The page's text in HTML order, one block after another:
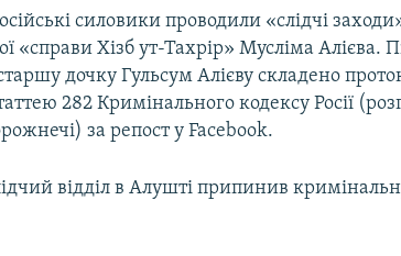
силовики проводили «слідчі
«справи Хізб ут-Тахрір» Мусліма Алієва.
дочку Гульсум Алієву складено
282 Кримінального кодексу Росії
за репост у Facebook.
відділ в Алушті припинив